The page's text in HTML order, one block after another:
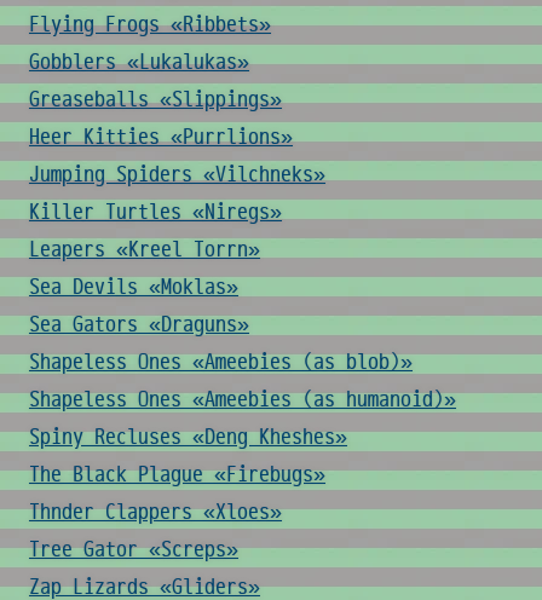
Flying Frogs «Ribbets»
Gobblers «Lukalukas»
Greaseballs «Slippings»
Heer Kitties «Purrlions»
Jumping Spiders «Vilchneks»
Killer Turtles «Niregs»
Leapers «Kreel Torrn»
Sea Devils «Moklas»
Sea Gators «Draguns»
Shapeless Ones «Ameebies (as blob)»
Shapeless Ones «Ameebies (as humanoid)»
Spiny Recluses «Deng Kheshes»
The Black Plague «Firebugs»
Thnder Clappers «Xloes»
Tree Gator «Screps»
Zap Lizards «Gliders»